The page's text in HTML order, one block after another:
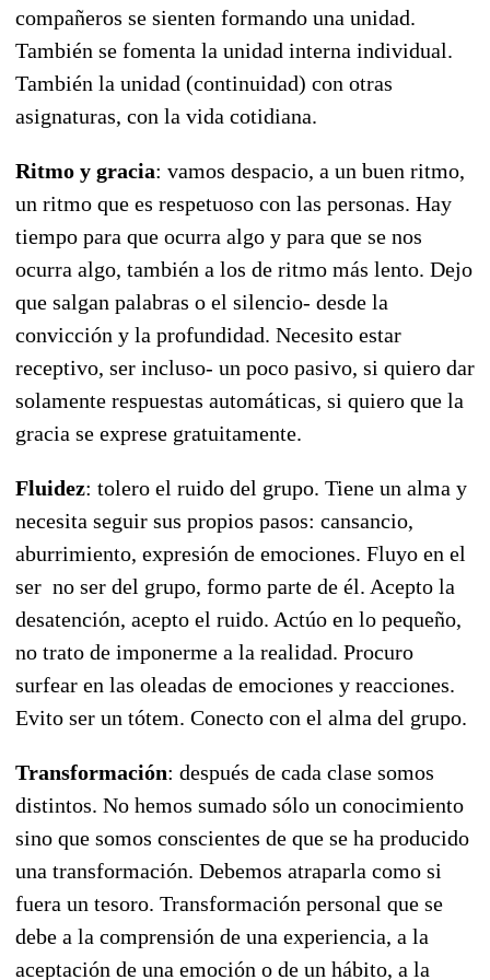
compañeros se sienten formando una unidad.
También se fomenta la unidad interna individual.
También la unidad (continuidad) con otras
asignaturas, con la vida cotidiana.
Ritmo y gracia: vamos despacio, a un buen ritmo,
un ritmo que es respetuoso con las personas. Hay
tiempo para que ocurra algo y para que se nos
ocurra algo, también a los de ritmo más lento. Dejo
que salgan palabras o el silencio- desde la
convicción y la profundidad. Necesito estar
receptivo, ser incluso- un poco pasivo, si quiero dar
solamente respuestas automáticas, si quiero que la
gracia se exprese gratuitamente.
Fluidez: tolero el ruido del grupo. Tiene un alma y
necesita seguir sus propios pasos: cansancio,
aburrimiento, expresión de emociones. Fluyo en el
ser  no ser del grupo, formo parte de él. Acepto la
desatención, acepto el ruido. Actúo en lo pequeño,
no trato de imponerme a la realidad. Procuro
surfear en las oleadas de emociones y reacciones.
Evito ser un tótem. Conecto con el alma del grupo.
Transformación: después de cada clase somos
distintos. No hemos sumado sólo un conocimiento
sino que somos conscientes de que se ha producido
una transformación. Debemos atraparla como si
fuera un tesoro. Transformación personal que se
debe a la comprensión de una experiencia, a la
aceptación de una emoción o de un hábito, a la